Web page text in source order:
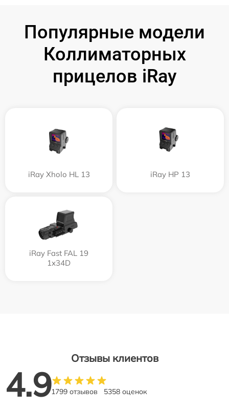
Популярные модели
Коллиматорных
прицелов iRay
iRay Xholo HL 13 iRay HP 13
iRay Fast FAL 19
1x34D
Отзывы клиентов
4.91799 отзывов 5358 оценок